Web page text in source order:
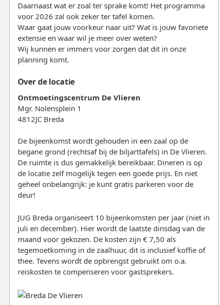
Daarnaast wat er zoal ter sprake komt! Het programma
voor 2026 zal ook zeker ter tafel komen.
Waar gaat jouw voorkeur naar uit? Wat is jouw favoriete
extensie en waar wil je meer over weten?
Wij kunnen er immers voor zorgen dat dit in onze
planning komt.
Over de locatie
Ontmoetingscentrum De Vlieren
Mgr. Nolensplein 1
4812JC Breda
De bijeenkomst wordt gehouden in een zaal op de
begane grond (rechtsaf bij de biljarttafels) in De Vlieren.
De ruimte is dus gemakkelijk bereikbaar. Dineren is op
de locatie zelf mogelijk tegen een goede prijs. En niet
geheel onbelangrijk: je kunt gratis parkeren voor de
deur!
JUG Breda organiseert 10 bijeenkomsten per jaar (niet in
juli en december). Hier wordt de laatste dinsdag van de
maand voor gekozen. De kosten zijn € 7,50 als
tegemoetkoming in de zaalhuur, dit is inclusief koffie of
thee. Tevens wordt de opbrengst gebruikt om o.a.
reiskosten te compenseren voor gastsprekers.